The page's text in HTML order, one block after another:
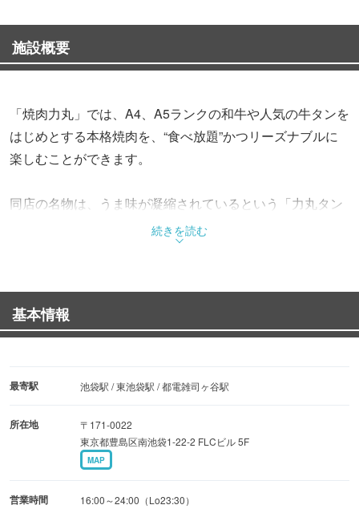
施設概要
「焼肉力丸」では、A4、A5ランクの和牛や人気の牛タンを
はじめとする本格焼肉を、“食べ放題”かつリーズナブルに
楽しむことができます。
同店の名物は、うま味が凝縮されているという「力丸タン
ステーキ」。表面に格子状の切り込みを入れることで、肉
の繊維がほどよくほぐれ、厚切りでありながらも驚くほど
その他にも、部位ごとの個性が堪能できるという「和牛ロ
ース、和牛カルビ、特選ハラミ」や、骨と骨の間に潜むう
「中落ちカルビの一本焼き」など、多種多様なメニューが
続きを読む
基本情報
最寄駅 池袋駅 / 東池袋駅 / 都電雑司ヶ谷駅
所在地
〒171-0022
東京都豊島区南池袋1-22-2 FLCビル 5F
MAP
営業時間 16:00～24:00（Lo23:30）